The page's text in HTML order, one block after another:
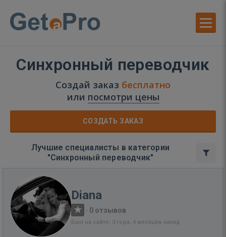
Синхронный переводчик
Создай заказ бесплатно
или посмотри цены
СОЗДАТЬ ЗАКАЗ
Лучшие специалисты в категории
"Синхронный переводчик"
Diana
· 0 отзывов
Был на сайте: 3 года, 4 месяцев назад